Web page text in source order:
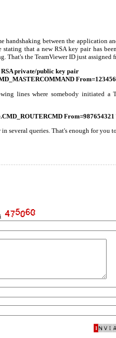
between the application
that a new RSA key pair has
the TeamViewer ID just assigned
RSA private/public key pair
lines where somebody initiated a
several queries. That's enough for you